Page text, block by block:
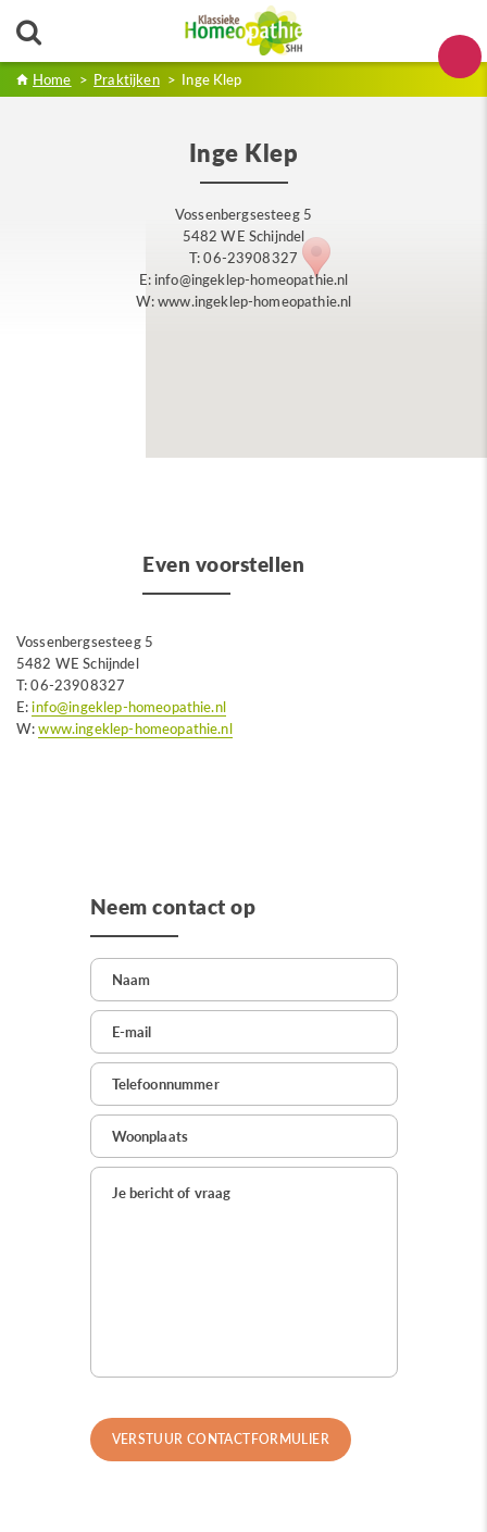
Home > Praktijken > Inge Klep
Inge Klep
Vossenbergsesteeg 5
5482 WE Schijndel
T: 06-23908327
E: info@ingeklep-homeopathie.nl
W: www.ingeklep-homeopathie.nl
Even voorstellen
Vossenbergsesteeg 5
5482 WE Schijndel
T: 06-23908327
E:info@ingeklep-homeopathie.nl
W:www.ingeklep-homeopathie.nl
Neem contact op